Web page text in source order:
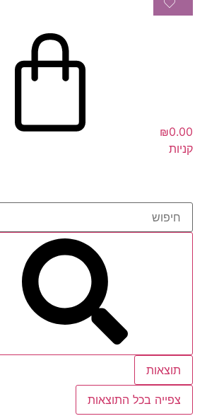
₪0.00
קניות
תוצאות
צפייה בכל התוצאות